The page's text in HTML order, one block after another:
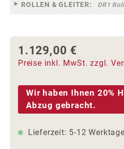
ROLLEN & GLEITER:
Regulärer Preis:
1.129,00 €
Preise inkl. MwSt. zzgl.
Wir haben Ihnen 20%
Abzug gebracht.
Lieferzeit: 5-12 Werktage